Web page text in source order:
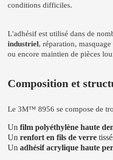
conditions difficiles.
L'adhésif est utilisé dans de
industriel, réparation,
ou encore maintien de pièces
Composition et
Le 3M™ 8956 se compose de
Un film polyéthylène haute
Un renfort en fils de verre
Un adhésif acrylique haute